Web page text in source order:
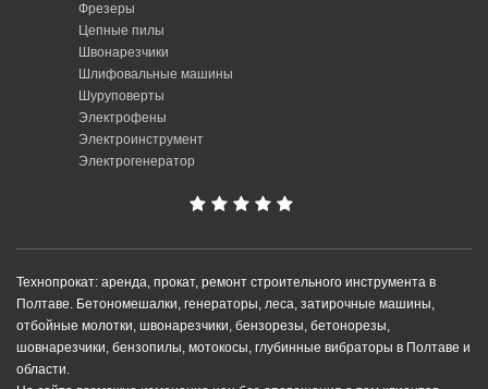
Фрезеры
Цепные пилы
Швонарезчики
Шлифовальные машины
Шуруповерты
Электрофены
Электроинструмент
Электрогенератор
Технопрокат: аренда, прокат, ремонт строительного инструмента в
Полтаве. Бетономешалки, генераторы, леса, затирочные машины,
отбойные молотки, швонарезчики, бензорезы, бетонорезы,
шовнарезчики, бензопилы, мотокосы, глубинные вибраторы в Полтаве и
области.